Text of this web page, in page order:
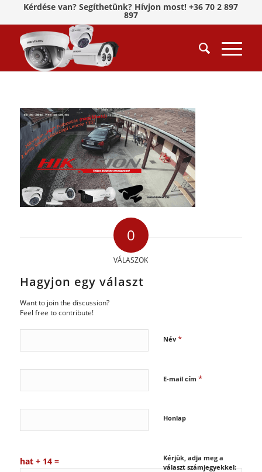
Kérdése van? Segíthetünk? Hívjon most! +36 70 2 897
897
0
VÁLASZOK
Hagyjon egy választ
Want to join the discussion?
Feel free to contribute!
Név *
E-mail cím *
Honlap
Kérjük, adja meg a
választ számjegyekkel:
hat + 14 =